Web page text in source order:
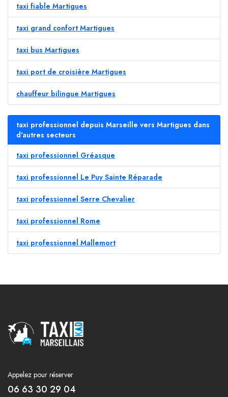
taxi fiable Martigues
taxi grand confort Martigues
taxi bus Martigues
taxi port de croisière Martigues
chauffeur bilingue Martigues
taxi professionnel depuis Marseille vers Martigues dans
d'autres secteurs
taxi professionnel Gréasque
taxi professionnel Le Puy Sainte Réparade
taxi professionnel Serre Chevalier
taxi professionnel Rome
taxi professionnel Mallemort
Appelez pour réserver
06 63 30 29 04